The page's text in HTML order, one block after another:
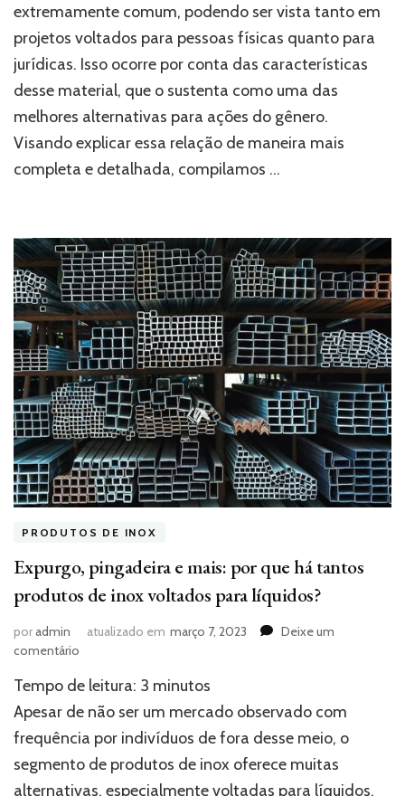
o
uso
do
aço
inox
em
áreas
externas
extremamente comum, podendo ser vista tanto em
projetos voltados para pessoas físicas quanto para
jurídicas. Isso ocorre por conta das características
desse material, que o sustenta como uma das
melhores alternativas para ações do gênero.
Visando explicar essa relação de maneira mais
completa e detalhada, compilamos …
PRODUTOS DE INOX
Expurgo, pingadeira e mais: por que há tantos
produtos de inox voltados para líquidos?
poradmin atualizado em março 7, 2023
Deixe um
comentário
pingadeira
e
por
que
Tempo de leitura: 3 minutos
Apesar de não ser um mercado observado com
frequência por indivíduos de fora desse meio, o
segmento de produtos de inox oferece muitas
alternativas, especialmente voltadas para líquidos.